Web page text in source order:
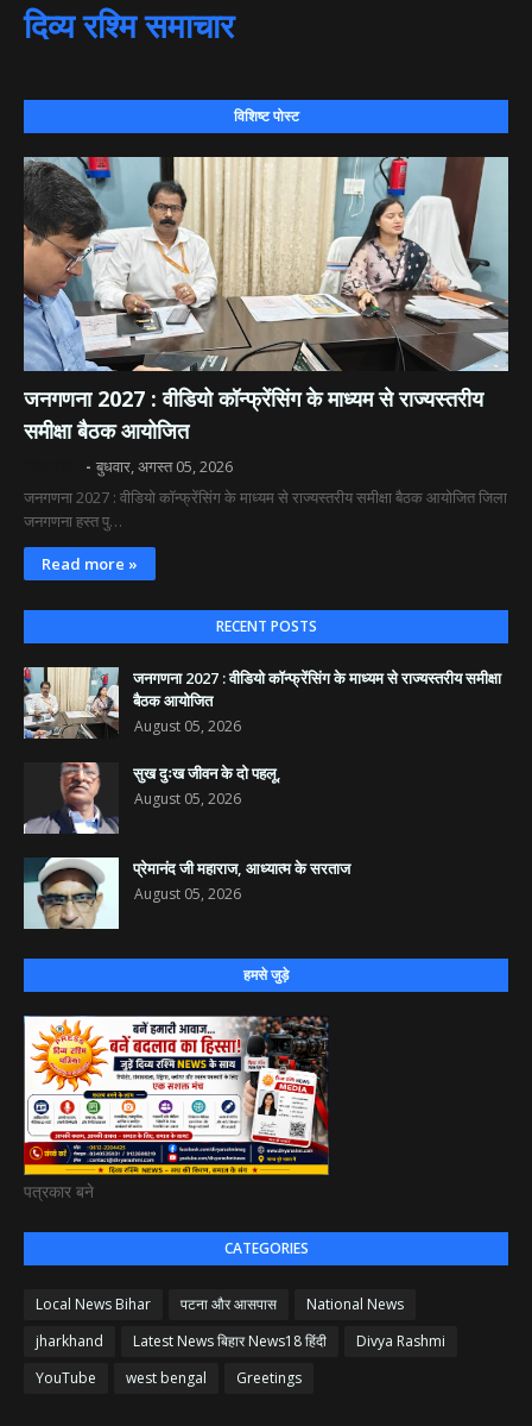
दिव्य रश्मि समाचार
विशिष्ट पोस्ट
जनगणना 2027 : वीडियो कॉन्फ्रेंसिंग के माध्यम से राज्यस्तरीय
समीक्षा बैठक आयोजित
बुधवार, अगस्त 05, 2026
जनगणना 2027 : वीडियो कॉन्फ्रेंसिंग के माध्यम से राज्यस्तरीय समीक्षा बैठक आयोजित जिला
जनगणना हस्त पु…
Read more »
RECENT POSTS
जनगणना 2027 : वीडियो कॉन्फ्रेंसिंग के माध्यम से राज्यस्तरीय समीक्षा
बैठक आयोजित
August 05, 2026
सुख दुःख जीवन के दो पहलू,
August 05, 2026
प्रेमानंद जी महाराज, आध्यात्म के सरताज
August 05, 2026
हमसे जुड़े
पत्रकार बने
CATEGORIES
Local News Bihar पटना और आसपास
National News
jharkhand
Latest News बिहार News18 हिंदी
Divya Rashmi
YouTube
west bengal Greetings